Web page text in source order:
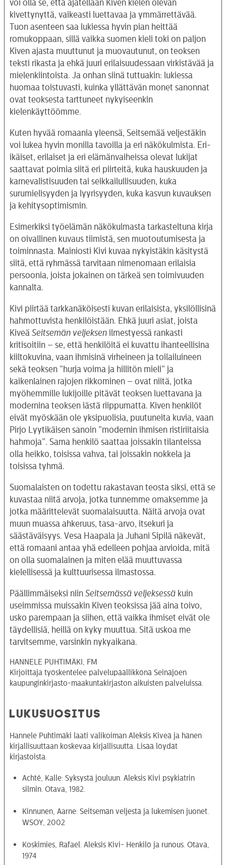
voi olla se, että ajatellaan Kiven kielen olevan
kivettynyttä, vaikeasti luettavaa ja ymmärrettävää.
Tuon asenteen saa lukiessa hyvin pian heittää
romukoppaan, sillä vaikka suomen kieli toki on paljon
Kiven ajasta muuttunut ja muovautunut, on teoksen
teksti rikasta ja ehkä juuri erilaisuudessaan virkistävää ja
mielenkiintoista. Ja onhan siinä tuttuakin: lukiessa
huomaa toistuvasti, kuinka yllättävän monet sanonnat
ovat teoksesta tarttuneet nykyiseenkin
kielenkäyttöömme.
Kuten hyvää romaania yleensä, Seitsemää veljestäkin
voi lukea hyvin monilla tavoilla ja eri näkökulmista. Eri-
ikäiset, erilaiset ja eri elämänvaiheissa olevat lukijat
saattavat poimia siitä eri piirteitä, kuka hauskuuden ja
karnevalistisuuden tai seikkailullisuuden, kuka
surumielisyyden ja lyyrisyyden, kuka kasvun kuvauksen
ja kehitysoptimismin.
Esimerkiksi työelämän näkökulmasta tarkasteltuna kirja
on oivallinen kuvaus tiimistä, sen muotoutumisesta ja
toiminnasta. Mainiosti Kivi kuvaa nykyistäkin käsitystä
siitä, että ryhmässä tarvitaan nimenomaan erilaisia
persoonia, joista jokainen on tärkeä sen toimivuuden
kannalta.
Kivi piirtää tarkkanäköisesti kuvan erilaisista, yksilöllisinä
hahmottuvista henkilöistään. Ehkä juuri asiat, joista
Kiveä Seitsemän veljeksen ilmestyessä rankasti
kritisoitiin – se, että henkilöitä ei kuvattu ihanteellisina
kiiltokuvina, vaan ihmisinä virheineen ja toilailuineen
sekä teoksen ”hurja voima ja hillitön mieli” ja
kaikenlainen rajojen rikkominen – ovat niitä, jotka
myöhemmille lukijoille pitävät teoksen luettavana ja
modernina teoksen iästä riippumatta. Kiven henkilöt
eivät myöskään ole yksipuolisia, puutuneita kuvia, vaan
Pirjo Lyytikäisen sanoin ”modernin ihmisen ristiriitaisia
hahmoja”. Sama henkilö saattaa joissakin tilanteissa
olla heikko, toisissa vahva, tai joissakin nokkela ja
toisissa tyhmä.
Suomalaisten on todettu rakastavan teosta siksi, että se
kuvastaa niitä arvoja, jotka tunnemme omaksemme ja
jotka määrittelevät suomalaisuutta. Näitä arvoja ovat
muun muassa ahkeruus, tasa-arvo, itsekuri ja
säästäväisyys. Vesa Haapala ja Juhani Sipilä näkevät,
että romaani antaa yhä edelleen pohjaa arvioida, mitä
on olla suomalainen ja miten elää muuttuvassa
kielellisessä ja kulttuurisessa ilmastossa.
Päällimmäiseksi niin Seitsemässä veljeksessä kuin
useimmissa muissakin Kiven teoksissa jää aina toivo,
usko parempaan ja siihen, että vaikka ihmiset eivät ole
täydellisiä, heillä on kyky muuttua. Sitä uskoa me
tarvitsemme, varsinkin nykyaikana.
HANNELE PUHTIMÄKI, FM
Kirjoittaja työskentelee palvelupäällikkönä Seinäjoen
kaupunginkirjasto-maakuntakirjaston aikuisten palveluissa.
LUKUSUOSITUS
Hannele Puhtimäki laati valikoiman Aleksis Kiveä ja hänen
kirjallisuuttaan koskevaa kirjallisuutta. Lisää löydät
kirjastoista.
Achté, Kalle: Syksystä jouluun. Aleksis Kivi psykiatrin
silmin. Otava, 1982.
Kinnunen, Aarne: Seitsemän veljestä ja lukemisen juonet.
WSOY, 2002
Koskimies, Rafael: Aleksis Kivi- Henkilö ja runous. Otava,
1974